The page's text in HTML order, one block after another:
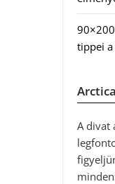
tippei a
A divat